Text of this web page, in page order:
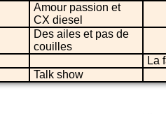
Amour passion et
CX diesel
Des ailes et pas de
couilles
La
Talk show